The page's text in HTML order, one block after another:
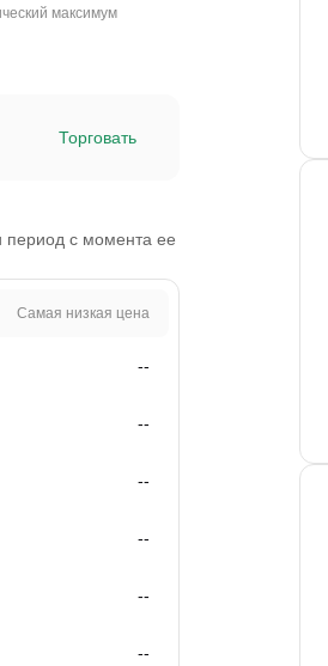
максимум
Торговать
период с момента ее
Самая низкая цена
--
--
--
--
--
--